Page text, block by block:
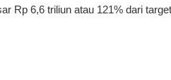
Rp 6,6 triliun atau 121% dari